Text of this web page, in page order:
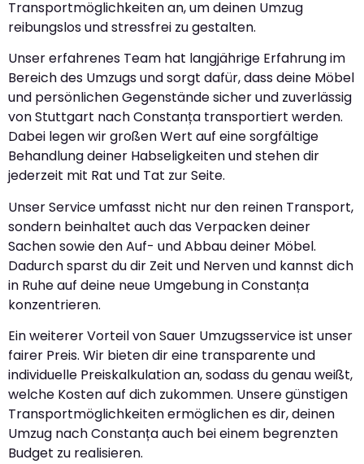
Transportmöglichkeiten an, um deinen Umzug
reibungslos und stressfrei zu gestalten.
Unser erfahrenes Team hat langjährige Erfahrung im
Bereich des Umzugs und sorgt dafür, dass deine Möbel
und persönlichen Gegenstände sicher und zuverlässig
von Stuttgart nach Constanța transportiert werden.
Dabei legen wir großen Wert auf eine sorgfältige
Behandlung deiner Habseligkeiten und stehen dir
jederzeit mit Rat und Tat zur Seite.
Unser Service umfasst nicht nur den reinen Transport,
sondern beinhaltet auch das Verpacken deiner
Sachen sowie den Auf- und Abbau deiner Möbel.
Dadurch sparst du dir Zeit und Nerven und kannst dich
in Ruhe auf deine neue Umgebung in Constanța
konzentrieren.
Ein weiterer Vorteil von Sauer Umzugsservice ist unser
fairer Preis. Wir bieten dir eine transparente und
individuelle Preiskalkulation an, sodass du genau weißt,
welche Kosten auf dich zukommen. Unsere günstigen
Transportmöglichkeiten ermöglichen es dir, deinen
Umzug nach Constanța auch bei einem begrenzten
Budget zu realisieren.